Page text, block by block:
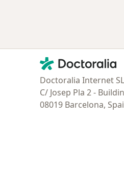
Contacto
Doctoralia - Página de inicio
Doctoralia Internet SL
C/ Josep Pla 2 -
08019 Barcelona,